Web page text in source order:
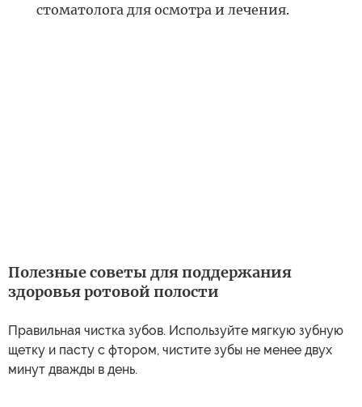
стоматолога для осмотра и лечения.
Полезные советы для поддержания
здоровья ротовой полости
Правильная чистка зубов. Используйте мягкую зубную
щетку и пасту с фтором, чистите зубы не менее двух
минут дважды в день.